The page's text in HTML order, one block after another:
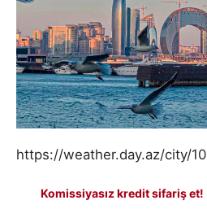
https://weather.day.az/city/
Komissiyasız kredit sifariş et!